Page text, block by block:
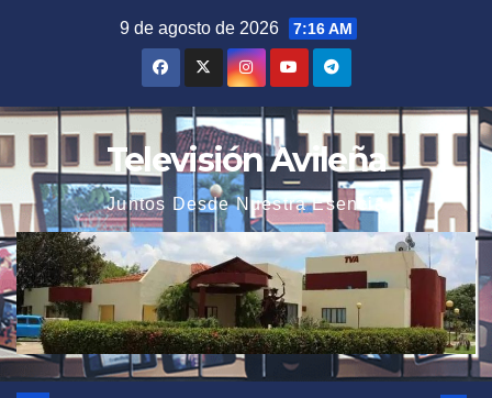
9 de agosto de 2026 7:16 AM
Televisión Avileña
Juntos Desde Nuestra Esencia